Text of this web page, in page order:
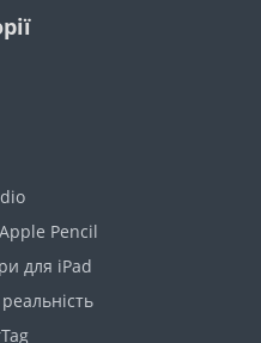
Pencil
для iPad